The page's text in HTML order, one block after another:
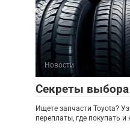
Новости
Секреты выбора
Ищете запчасти Toyota?
переплаты, где покупать